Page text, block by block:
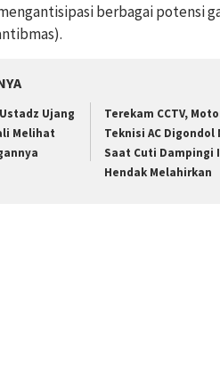
berbagai potensi
Ujang
Melihat
Terekam CCTV,
Teknisi AC Digondol
Saat Cuti Dampingi
Hendak Melahirkan